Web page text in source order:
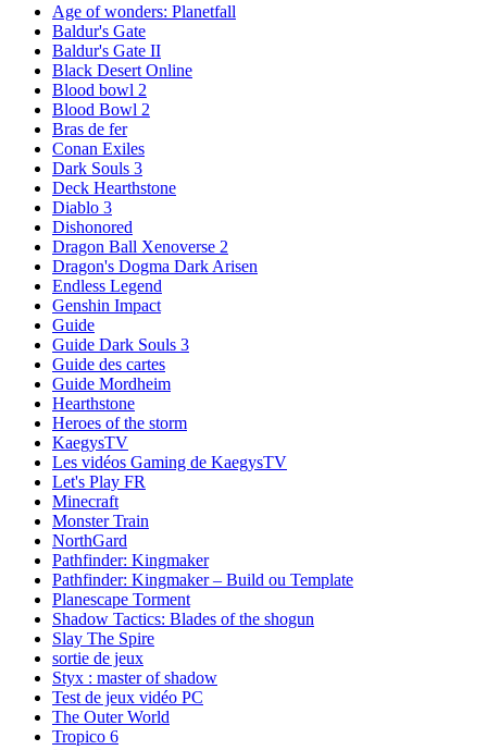
Age of wonders: Planetfall
Baldur's Gate
Baldur's Gate II
Black Desert Online
Blood bowl 2
Blood Bowl 2
Bras de fer
Conan Exiles
Dark Souls 3
Deck Hearthstone
Diablo 3
Dishonored
Dragon Ball Xenoverse 2
Dragon's Dogma Dark Arisen
Endless Legend
Genshin Impact
Guide
Guide Dark Souls 3
Guide des cartes
Guide Mordheim
Hearthstone
Heroes of the storm
KaegysTV
Les vidéos Gaming de KaegysTV
Let's Play FR
Minecraft
Monster Train
NorthGard
Pathfinder: Kingmaker
Pathfinder: Kingmaker – Build ou Template
Planescape Torment
Shadow Tactics: Blades of the shogun
Slay The Spire
sortie de jeux
Styx : master of shadow
Test de jeux vidéo PC
The Outer World
Tropico 6